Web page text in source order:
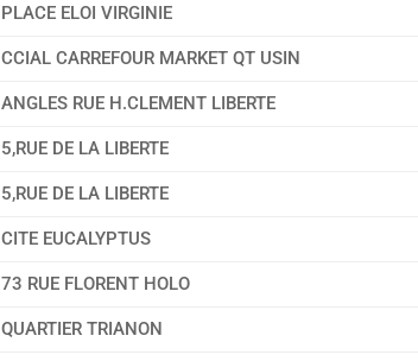
PLACE ELOI VIRGINIE
CCIAL CARREFOUR MARKET QT USIN
ANGLES RUE H.CLEMENT LIBERTE
5,RUE DE LA LIBERTE
5,RUE DE LA LIBERTE
CITE EUCALYPTUS
73 RUE FLORENT HOLO
QUARTIER TRIANON